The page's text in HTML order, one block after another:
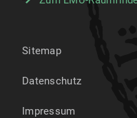
Sitemap
Datenschutz
Impressum